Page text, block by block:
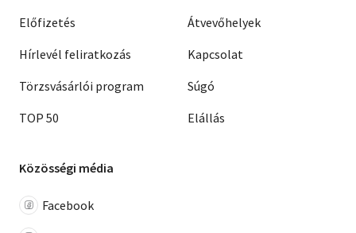
Előfizetés
Hírlevél feliratkozás
Törzsvásárlói program
TOP 50
Átvevőhelyek
Kapcsolat
Súgó
Elállás
Közösségi média
Facebook